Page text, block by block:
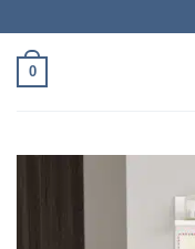
0